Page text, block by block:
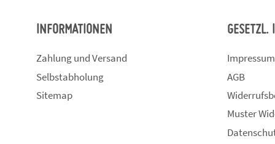
INFORMATIONEN
Zahlung und Versand
Selbstabholung
Sitemap
GESETZL.
Impressum
AGB
Muster